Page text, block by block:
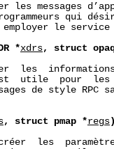
les messages
qui
le service
*xdrs, struct
les
utile  pour
de style RPC
, struct pmap *regs
les